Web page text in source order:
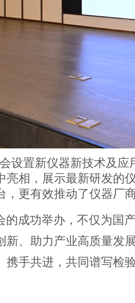
设置新仪器新技术及
亮相，展示最新研发的
，更有效推动了仪器厂
的成功举办，不仅为国
新、助力产业高质量发
携手共进，共同谱写检